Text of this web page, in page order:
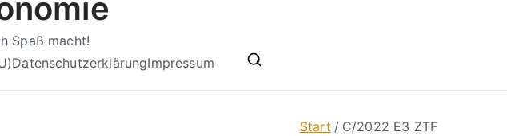
Spaß macht!
DatenschutzerklärungImpressum
Start C/2022 E3 ZTF